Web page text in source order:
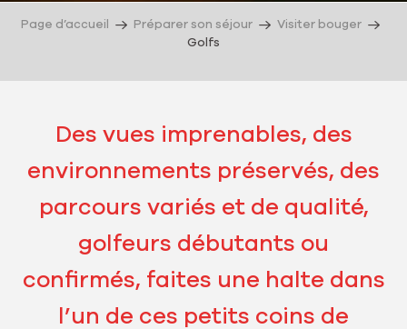
Page d’accueil Préparer son séjour
Visiter bouger
Golfs
Des vues imprenables, des
environnements préservés, des
parcours variés et de qualité,
golfeurs débutants ou
confirmés, faites une halte dans
l’un de ces petits coins de